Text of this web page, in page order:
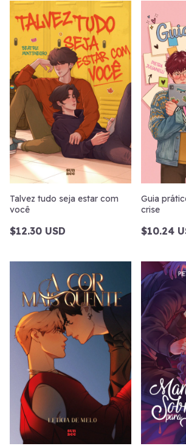
Talvez tudo seja estar com
você
$12.30 USD
Guia
crise
$10.24